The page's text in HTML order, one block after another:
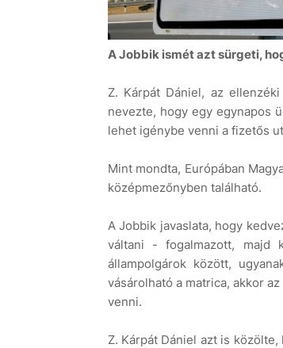
A Jobbik ismét azt sürgeti,
Z. Kárpát Dániel, az
nevezte, hogy egy egynapos
lehet igénybe venni a fizetős
Mint mondta, Európában
középmezőnyben található.
A Jobbik javaslata, hogy
váltani - fogalmazott, majd
állampolgárok között,
vásárolható a matrica, akkor
venni.
Z. Kárpát Dániel azt is